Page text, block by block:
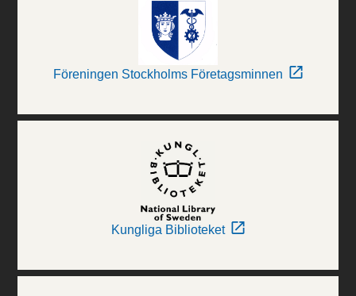
Föreningen Stockholms Företagsminnen
Kungliga Biblioteket